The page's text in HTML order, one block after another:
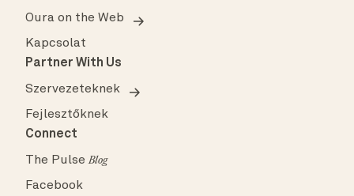
Oura on the Web
Kapcsolat
Partner With Us
Szervezeteknek
Fejlesztőknek
Connect
The PulseBlog
Facebook